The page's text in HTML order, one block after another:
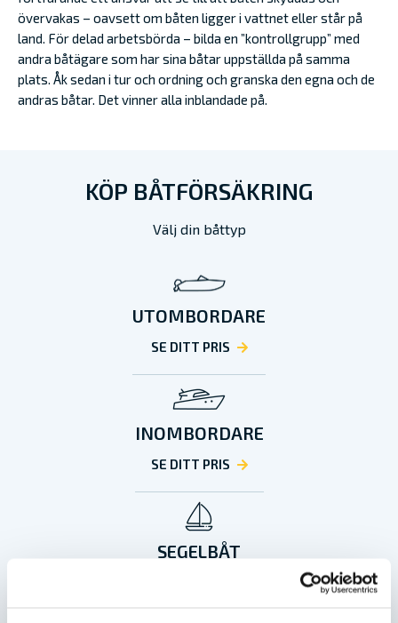
övervakas – oavsett om båten ligger i vattnet eller står på
land. För delad arbetsbörda – bilda en ”kontrollgrupp” med
andra båtägare som har sina båtar uppställda på samma
plats. Åk sedan i tur och ordning och granska den egna och de
andras båtar. Det vinner alla inblandade på.
KÖP BÅTFÖRSÄKRING
Välj din båttyp
UTOMBORDARE
SE DITT PRIS
INOMBORDARE
SE DITT PRIS
SEGELBÅT